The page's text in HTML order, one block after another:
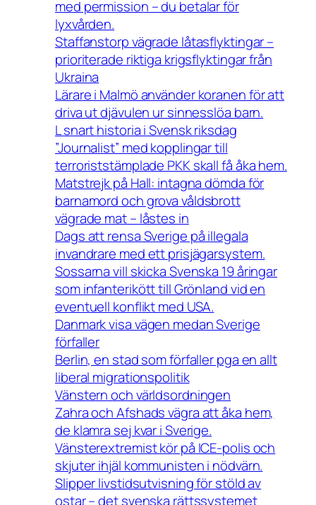
med permission – du betalar för
lyxvården.
Staffanstorp vägrade låtasflyktingar –
prioriterade riktiga krigsflyktingar från
Ukraina
Lärare i Malmö använder koranen för att
driva ut djävulen ur sinnesslöa barn.
L snart historia i Svensk riksdag
”Journalist” med kopplingar till
terroriststämplade PKK skall få åka hem.
Matstrejk på Hall: intagna dömda för
barnamord och grova våldsbrott
vägrade mat – låstes in
Dags att rensa Sverige på illegala
invandrare med ett prisjägarsystem.
Sossarna vill skicka Svenska 19 åringar
som infanterikött till Grönland vid en
eventuell konflikt med USA.
Danmark visa vägen medan Sverige
förfaller
Berlin, en stad som förfaller pga en allt
liberal migrationspolitik
Vänstern och världsordningen
Zahra och Afshads vägra att åka hem,
de klamra sej kvar i Sverige.
Vänsterextremist kör på ICE-polis och
skjuter ihjäl kommunisten i nödvärn.
Slipper livstidsutvisning för stöld av
ostar – det svenska rättssystemet